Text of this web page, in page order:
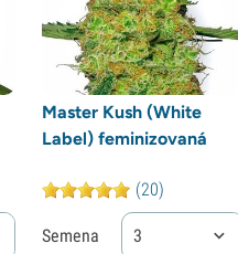
Master Kush (White
Label) feminizovaná
(20)
Semena 3